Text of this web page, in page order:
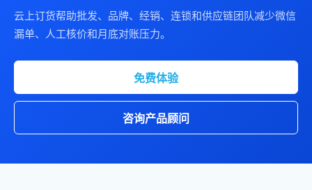
云上订货帮助批发、品牌、经销、连锁和供应链团队减少微信
漏单、人工核价和月底对账压力。
免费体验
咨询产品顾问